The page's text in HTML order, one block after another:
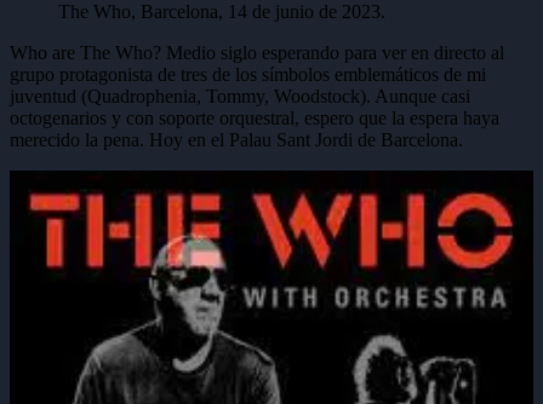
The Who, Barcelona, 14 de junio de 2023.
Who are The Who? Medio siglo esperando para ver en directo al
grupo protagonista de tres de los símbolos emblemáticos de mi
juventud (Quadrophenia, Tommy, Woodstock). Aunque casi
octogenarios y con soporte orquestral, espero que la espera haya
merecido la pena. Hoy en el Palau Sant Jordi de Barcelona.